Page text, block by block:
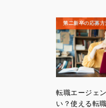
転職エージェ
い？使える転
第二新卒の応募方